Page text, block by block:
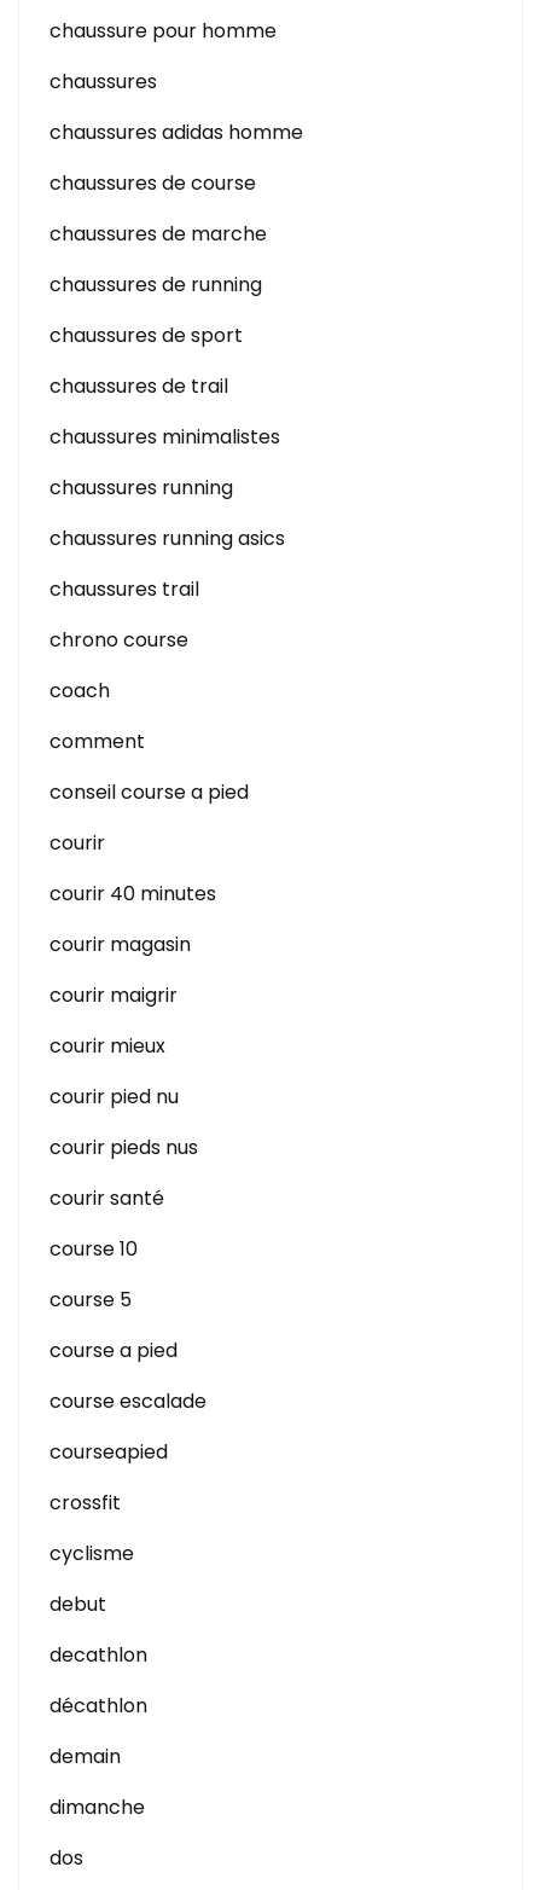
chaussure pour homme
chaussures
chaussures adidas homme
chaussures de course
chaussures de marche
chaussures de running
chaussures de sport
chaussures de trail
chaussures minimalistes
chaussures running
chaussures running asics
chaussures trail
chrono course
coach
comment
conseil course a pied
courir
courir 40 minutes
courir magasin
courir maigrir
courir mieux
courir pied nu
courir pieds nus
courir santé
course 10
course 5
course a pied
course escalade
courseapied
crossfit
cyclisme
debut
decathlon
décathlon
demain
dimanche
dos